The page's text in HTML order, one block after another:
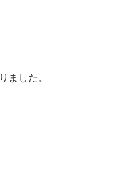
ました。